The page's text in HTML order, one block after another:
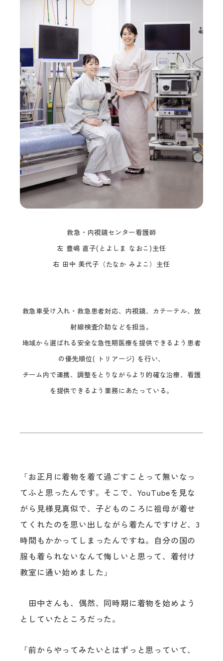
救急・内視鏡センター看護師
左 豊嶋 直子(とよしま なおこ)主任
右 田中 美代子（たなか みよこ）主任
救急車受け入れ・救急患者対応、内視鏡、カテーテル、放
射線検査介助などを担当。
地域から選ばれる安全な急性期医療を提供できるよう患者
の優先順位( トリアージ) を行い、
チーム内で連携、調整をとりながらより的確な治療、看護
を提供できるよう業務にあたっている。
「お正月に着物を着て過ごすことって無いなっ
てふと思ったんです。そこで、YouTubeを見な
がら見様見真似で、子どものころに祖母が着せ
てくれたのを思い出しながら着たんですけど、3
時間もかかってしまったんですね。自分の国の
服も着られないなんて悔しいと思って、着付け
教室に通い始めました」
田中さんも、偶然、同時期に着物を始めよう
としていたところだった。
「前からやってみたいとはずっと思っていて、